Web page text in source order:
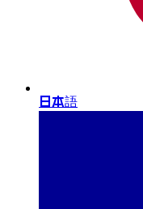
日本語